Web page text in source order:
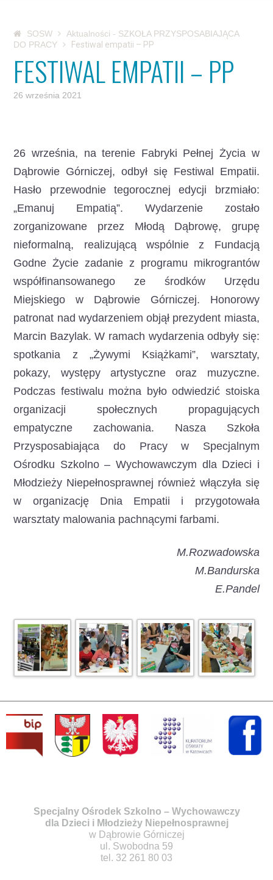
SOSW
Aktualności - SZKOŁA PRZYSPOSABIAJĄCA
DO PRACY
Festiwal empatii – PP
FESTIWAL EMPATII – PP
26 września 2021
26 września, na terenie Fabryki Pełnej Życia w
Dąbrowie Górniczej, odbył się Festiwal Empatii.
Hasło przewodnie tegorocznej edycji brzmiało:
„Emanuj Empatią”. Wydarzenie zostało
zorganizowane przez Młodą Dąbrowę, grupę
nieformalną, realizującą wspólnie z Fundacją
Godne Życie zadanie z programu mikrograntów
współfinansowanego ze środków Urzędu
Miejskiego w Dąbrowie Górniczej. Honorowy
patronat nad wydarzeniem objął prezydent miasta,
Marcin Bazylak. W ramach wydarzenia odbyły się:
spotkania z „Żywymi Książkami”, warsztaty,
pokazy, występy artystyczne oraz muzyczne.
Podczas festiwalu można było odwiedzić stoiska
organizacji społecznych propagujących
empatyczne zachowania. Nasza Szkoła
Przysposabiająca do Pracy w Specjalnym
Ośrodku Szkolno – Wychowawczym dla Dzieci i
Młodzieży Niepełnosprawnej również włączyła się
w organizację Dnia Empatii i przygotowała
warsztaty malowania pachnącymi farbami.
M.Rozwadowska
M.Bandurska
E.Pandel
Specjalny Ośrodek Szkolno – Wychowawczy
dla Dzieci i Młodzieży Niepełnosprawnej
w Dąbrowie Górniczej
ul. Swobodna 59
tel. 32 261 80 03